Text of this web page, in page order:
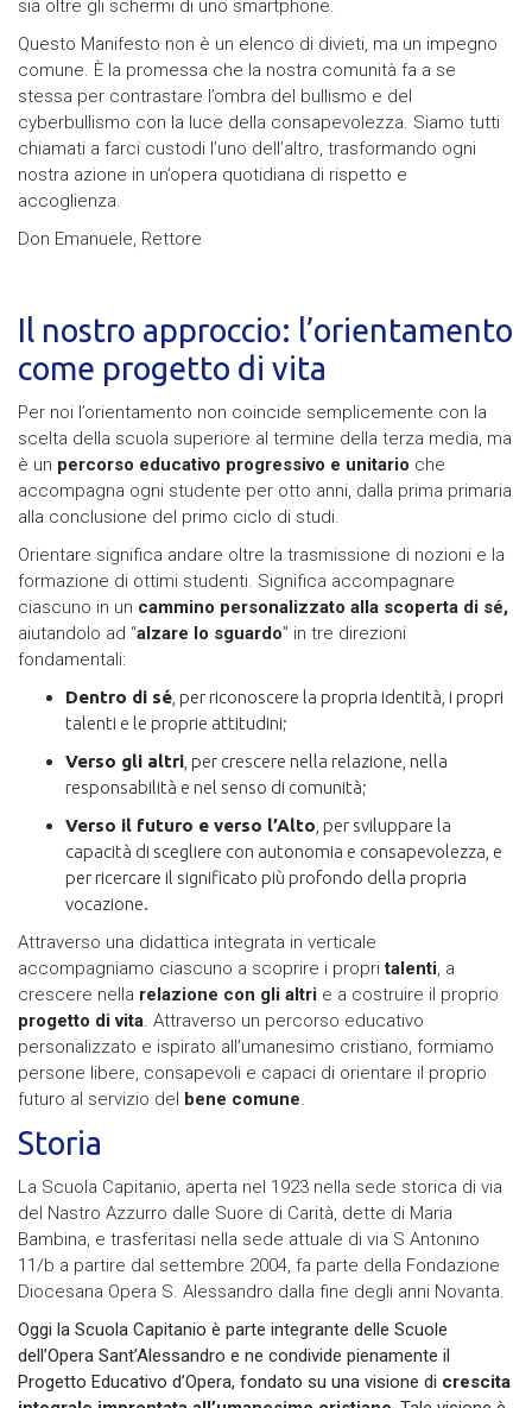
sia oltre gli schermi di uno smartphone.
Questo Manifesto non è un elenco di divieti, ma un impegno
comune. È la promessa che la nostra comunità fa a se
stessa per contrastare l’ombra del bullismo e del
cyberbullismo con la luce della consapevolezza. Siamo tutti
chiamati a farci custodi l’uno dell’altro, trasformando ogni
nostra azione in un’opera quotidiana di rispetto e
accoglienza.
Don Emanuele, Rettore
Il nostro approccio: l’orientamento
come progetto di vita
Per noi l’orientamento non coincide semplicemente con la
scelta della scuola superiore al termine della terza media, ma
è un percorso educativo progressivo e unitario che
accompagna ogni studente per otto anni, dalla prima primaria
alla conclusione del primo ciclo di studi.
Orientare significa andare oltre la trasmissione di nozioni e la
formazione di ottimi studenti. Significa accompagnare
ciascuno in un cammino personalizzato alla scoperta di sé,
aiutandolo ad “alzare lo sguardo” in tre direzioni
fondamentali:
Dentro di sé , per riconoscere la propria identità, i propri
talenti e le proprie attitudini;
Verso gli altri , per crescere nella relazione, nella
responsabilità e nel senso di comunità;
Verso il futuro e verso l’Alto , per sviluppare la
capacità di scegliere con autonomia e consapevolezza, e
per ricercare il significato più profondo della propria
vocazione.
Attraverso una didattica integrata in verticale
accompagniamo ciascuno a scoprire i propritalenti , a
crescere nella relazione con gli altri e a costruire il proprio
progetto di vita . Attraverso un percorso educativo
personalizzato e ispirato all’umanesimo cristiano, formiamo
persone libere, consapevoli e capaci di orientare il proprio
futuro al servizio del bene comune
Storia
La Scuola Capitanio, aperta nel 1923 nella sede storica di via
del Nastro Azzurro dalle Suore di Carità, dette di Maria
Bambina, e trasferitasi nella sede attuale di via S Antonino
11/b a partire dal settembre 2004, fa parte della Fondazione
Diocesana Opera S. Alessandro dalla fine degli anni Novanta.
Oggi la Scuola Capitanio è parte integrante delle Scuole
dell’Opera Sant’Alessandro e ne condivide pienamente il
Progetto Educativo d’Opera, fondato su una visione di crescita